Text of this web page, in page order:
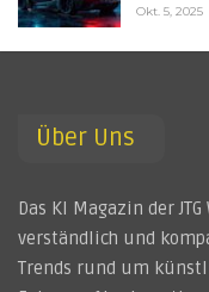
Okt. 5, 2025
Über Uns
Das KI Magazin der
verständlich und
Trends rund um